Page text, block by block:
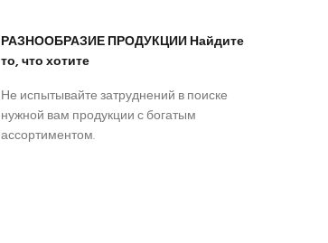
РАЗНООБРАЗИЕ ПРОДУКЦИИ Найдите
то, что хотите
Не испытывайте затруднений в поиске
нужной вам продукции с богатым
ассортиментом.